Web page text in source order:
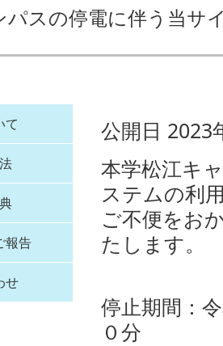
パスの停電に伴う当サ
公開日 2023
本学松江キ
ステムの利
ご不便をお
たします。
停止期間：
０分
て
報告
せ